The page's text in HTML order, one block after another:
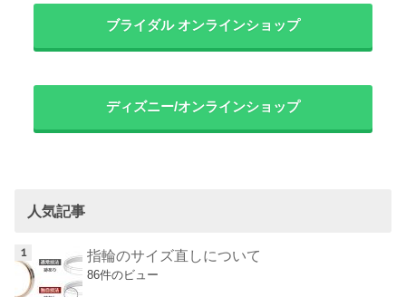
ブライダル オンラインショップ
ディズニー/オンラインショップ
人気記事
指輪のサイズ直しについて
86件のビュー